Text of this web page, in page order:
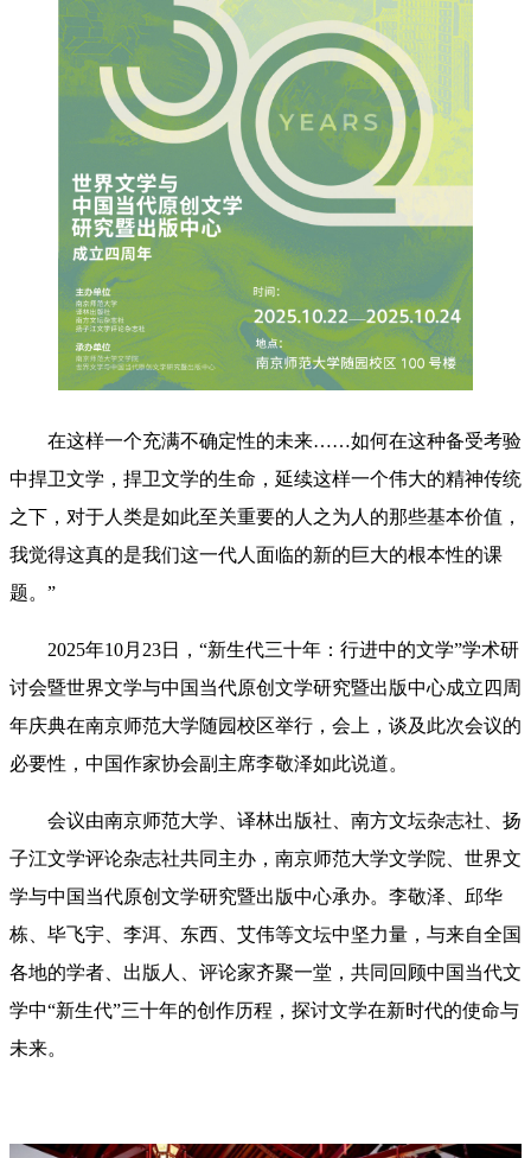
在这样一个充满不确定性的未来……如何在这种备受考验
中捍卫文学，捍卫文学的生命，延续这样一个伟大的精神传统
之下，对于人类是如此至关重要的人之为人的那些基本价值，
我觉得这真的是我们这一代人面临的新的巨大的根本性的课
题。”
2025年10月23日，“新生代三十年：行进中的文学”学术研
讨会暨世界文学与中国当代原创文学研究暨出版中心成立四周
年庆典在南京师范大学随园校区举行，会上，谈及此次会议的
必要性，中国作家协会副主席李敬泽如此说道。
会议由南京师范大学、译林出版社、南方文坛杂志社、扬
子江文学评论杂志社共同主办，南京师范大学文学院、世界文
学与中国当代原创文学研究暨出版中心承办。李敬泽、邱华
栋、毕飞宇、李洱、东西、艾伟等文坛中坚力量，与来自全国
各地的学者、出版人、评论家齐聚一堂，共同回顾中国当代文
学中“新生代”三十年的创作历程，探讨文学在新时代的使命与
未来。